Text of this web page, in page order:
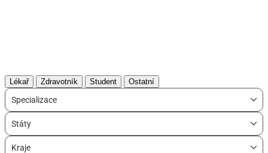
Lékař Zdravotník Student Ostatní
Specializace
Státy
Kraje